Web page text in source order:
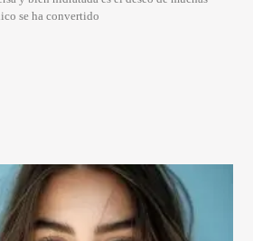
se ha convertido